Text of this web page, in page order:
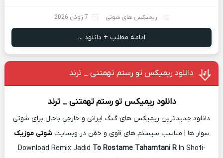
ریمیکس های شوتی 7 ژوئن 2026
ادامه مطلب + دانلود ...
دانلود ریمیکس تو رستم تهمتنی _ ترند
دانلود ریمیکس تو رستم تهمتنی _ ترند
دانلود جدیدترین ریمیکس های گنگ ایرانی و خارجی باحال برای شوتی
سوار ها | مناسب سیستم های قوی و خفن در وبسایتشوتی موزیک
Download Remix Jadid To Rostame Tahamtani RIn Shoti-